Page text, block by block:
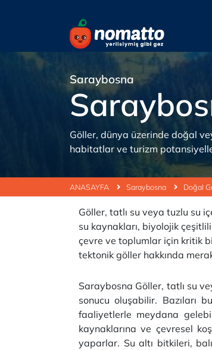
ANASAYFA Saraybosna Doğal
Saraybosna
Göller, dünya üzerinde doğal
habitatlar ve turizm
Göller, tatlı su veya tuzlu su
su kaynakları, biyolojik
çevre ve toplumlar için kritik
tektonik göller hakkında
Saraybosna Göller, tatlı su
sonucu oluşabilir. Bazıları
faaliyetlerle meydana
kaynaklarına ve çevresel
yaparlar. Su altı bitkileri,